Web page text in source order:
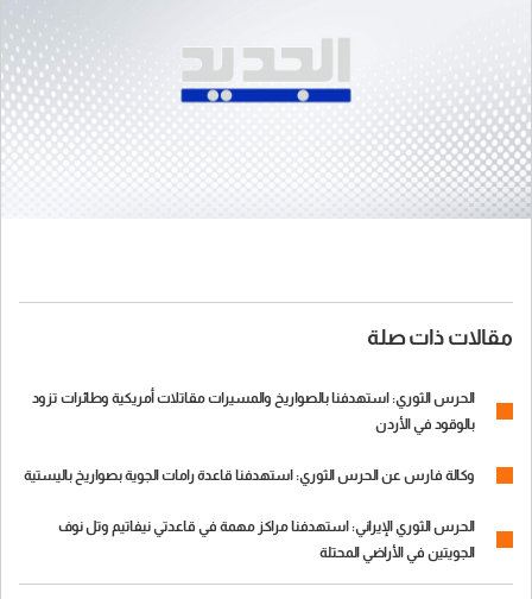
مقالات ذات صلة
الحرس الثوري: استهدفنا بالصواريخ والمسيرات مقاتلات أمريكية وطائرات تزود
بالوقود في الأردن
وكالة فارس عن الحرس الثوري: استهدفنا قاعدة رامات الجوية بصواريخ باليستية
الحرس الثوري الإيراني: استهدفنا مراكز مهمة في قاعدتي نيفاتيم وتل نوف
الجويتين في الأراضي المحتلة